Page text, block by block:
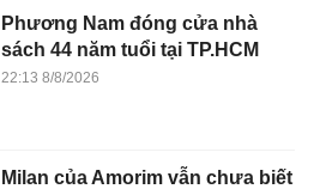
Phương Nam đóng cửa nhà
sách 44 năm tuổi tại TP.HCM
22:13 8/8/2026
Milan của Amorim vẫn chưa biết